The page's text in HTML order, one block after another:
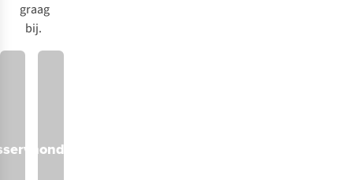
graag
bij.
Schoenherstelling